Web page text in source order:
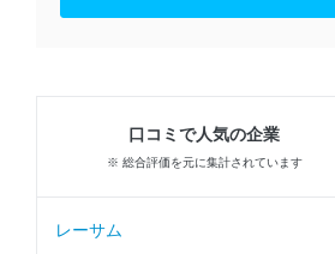
口コミで人気の企業
※ 総合評価を元に集計されています
レーサム